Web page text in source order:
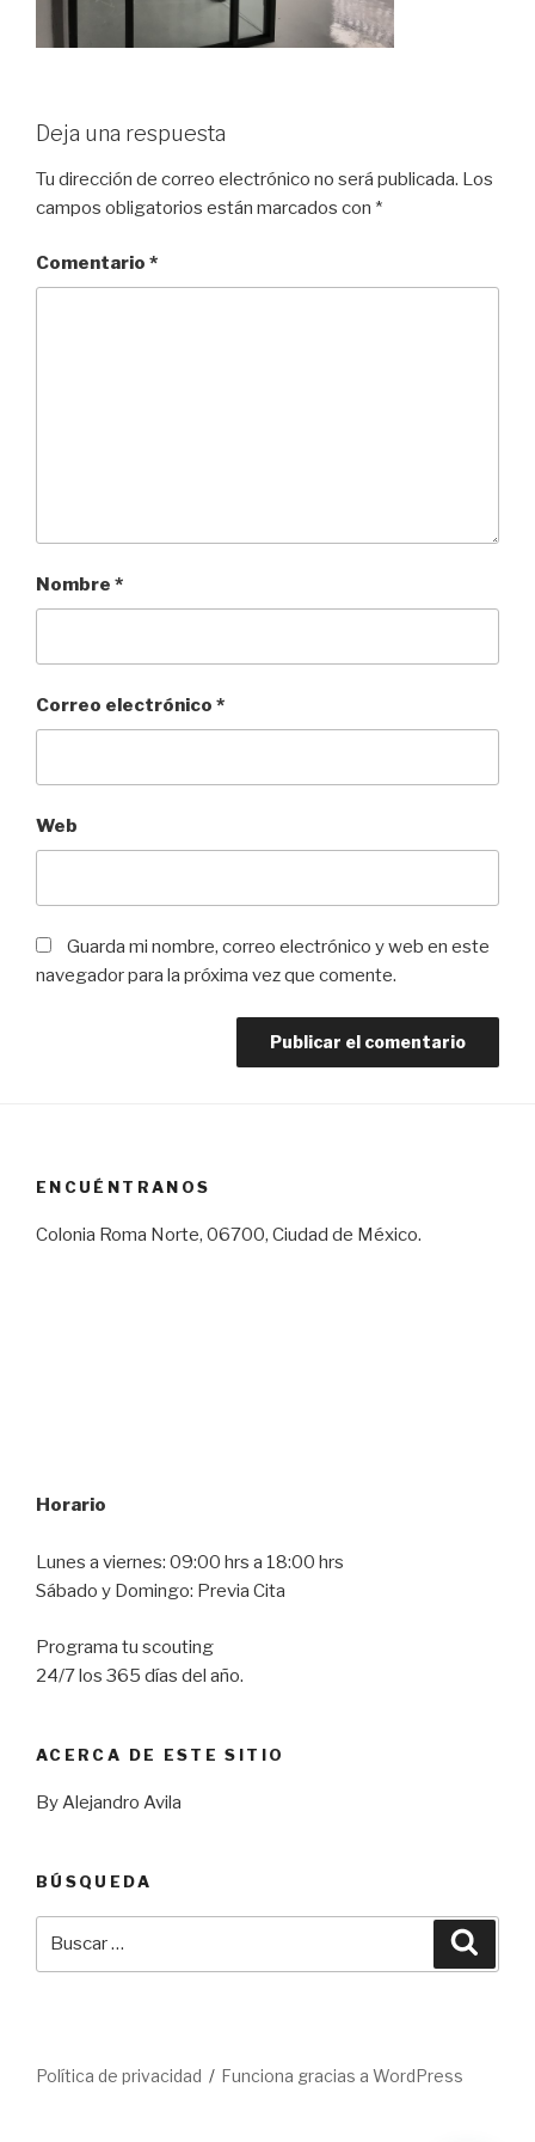
Deja una respuesta
Tu dirección de correo electrónico no será publicada. Los
campos obligatorios están marcados con *
Comentario *
Nombre *
Correo electrónico *
Web
Guarda mi nombre, correo electrónico y web en este
navegador para la próxima vez que comente.
ENCUÉNTRANOS
Colonia Roma Norte, 06700, Ciudad de México.
Horario
Lunes a viernes: 09:00 hrs a 18:00 hrs
Sábado y Domingo: Previa Cita
Programa tu scouting
24/7 los 365 días del año.
ACERCA DE ESTE SITIO
By Alejandro Avila
BÚSQUEDA
Política de privacidad Funciona gracias a WordPress